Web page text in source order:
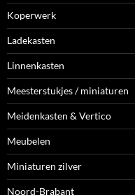
Koperwerk
Ladekasten
Linnenkasten
Meesterstukjes / miniaturen
Meidenkasten & Vertico
Meubelen
Miniaturen zilver
Noord-Brabant